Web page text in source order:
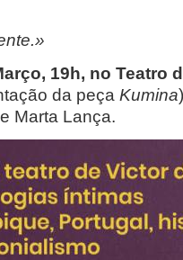
19h, no Teatro
da peça Kumina
Marta Lança.